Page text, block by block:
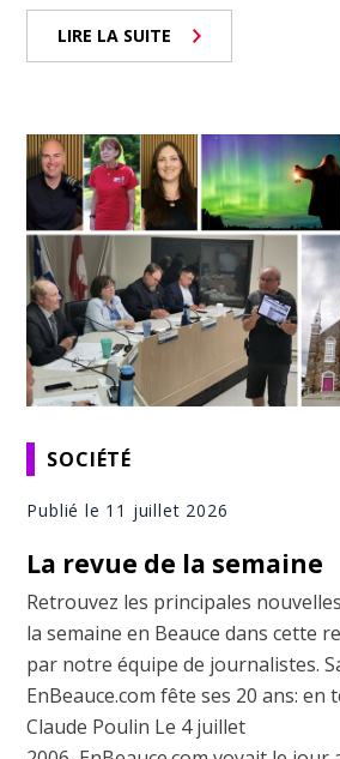
LIRE LA SUITE
SOCIÉTÉ
Publié le 11 juillet 2026
La revue de la semaine
Retrouvez les principales
la semaine en Beauce dans cette
par notre équipe de journalistes.
EnBeauce.com fête ses 20 ans: en
Claude Poulin Le 4 juillet